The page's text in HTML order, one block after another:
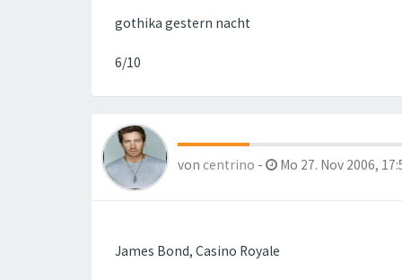
gothika gestern nacht
6/10
von centrino - Mo 27. Nov 2006,
James Bond, Casino Royale